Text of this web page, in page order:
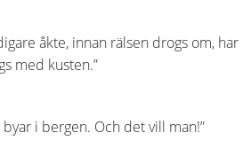
åkte, innan rälsen drogs om, har
med kusten.”
i bergen. Och det vill man!”